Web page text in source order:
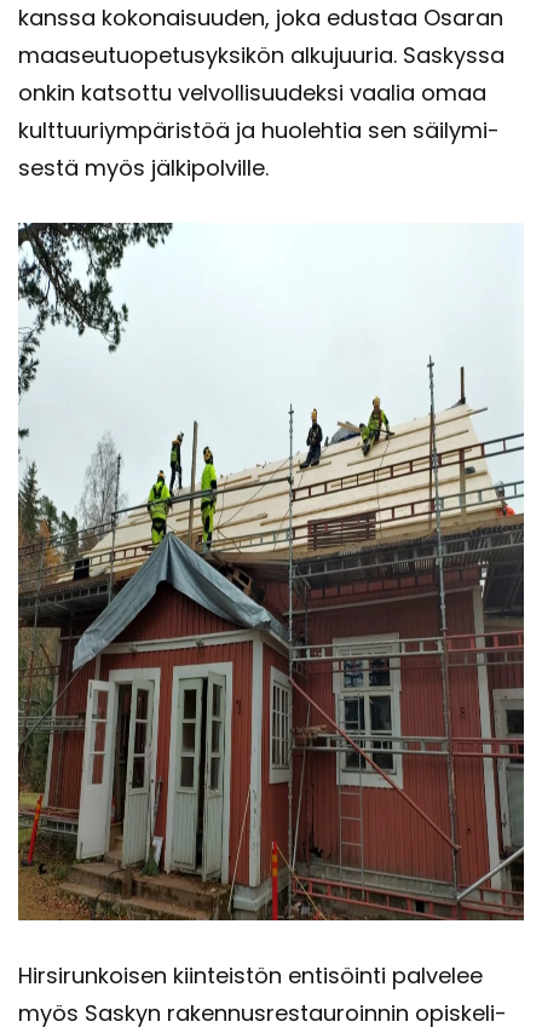
kans­sa ko­ko­nai­suu­den, joka edus­taa Osa­ran
maa­seu­tuo­pe­tusyk­si­kön al­ku­juu­ria. Sas­kys­sa
onkin kat­sot­tu vel­vol­li­suu­dek­si vaa­lia omaa
kult­tuu­riym­pä­ris­töä ja huo­leh­tia sen säi­ly­mi­
ses­tä myös jäl­ki­pol­vil­le.
Hir­si­run­koi­sen kiin­teis­tön en­ti­söin­ti pal­ve­lee
myös Sas­kyn ra­ken­nus­res­tau­roin­nin opis­ke­li­